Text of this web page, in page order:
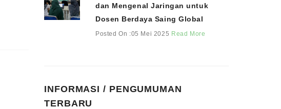
dan Mengenal Jaringan untuk
Dosen Berdaya Saing Global
Posted On :05 Mei 2025 Read More
INFORMASI / PENGUMUMAN
TERBARU